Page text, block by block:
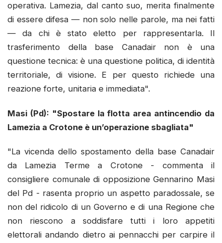
operativa. Lamezia, dal canto suo, merita finalmente
di essere difesa — non solo nelle parole, ma nei fatti
— da chi è stato eletto per rappresentarla. Il
trasferimento della base Canadair non è una
questione tecnica: è una questione politica, di identità
territoriale, di visione. E per questo richiede una
reazione forte, unitaria e immediata".
Masi (Pd): "Spostare la flotta area antincendio da
Lamezia a Crotone è un’operazione sbagliata"
"La vicenda dello spostamento della base Canadair
da Lamezia Terme a Crotone - commenta il
consigliere comunale di opposizione Gennarino Masi
del Pd - rasenta proprio un aspetto paradossale, se
non del ridicolo di un Governo e di una Regione che
non riescono a soddisfare tutti i loro appetiti
elettorali andando dietro ai pennacchi per carpire il